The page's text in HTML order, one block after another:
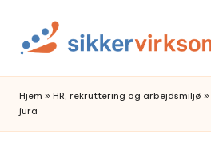
content
Hjem » HR, rekruttering og arbejdsmiljø »
jura